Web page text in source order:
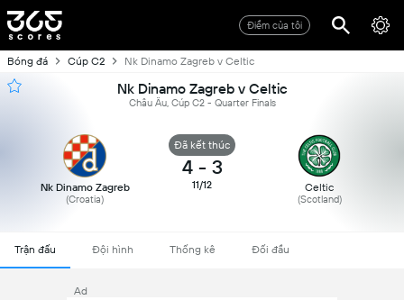
Điểm của tôi
Bóng đá Cúp C2 Nk Dinamo Zagreb v Celtic
Nk Dinamo Zagreb v Celtic
Châu Âu, Cúp C2 - Quarter Finals
Nk Dinamo Zagreb
(Croatia)
Đã kết thúc
4 - 3
11/12 Celtic
(Scotland)
Trận đấu Đội hình Thống kê Đối đầu
Ad